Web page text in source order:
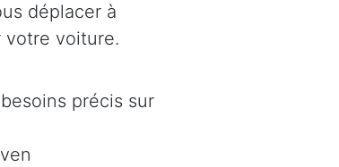
déplacer à
votre voiture.
précis sur